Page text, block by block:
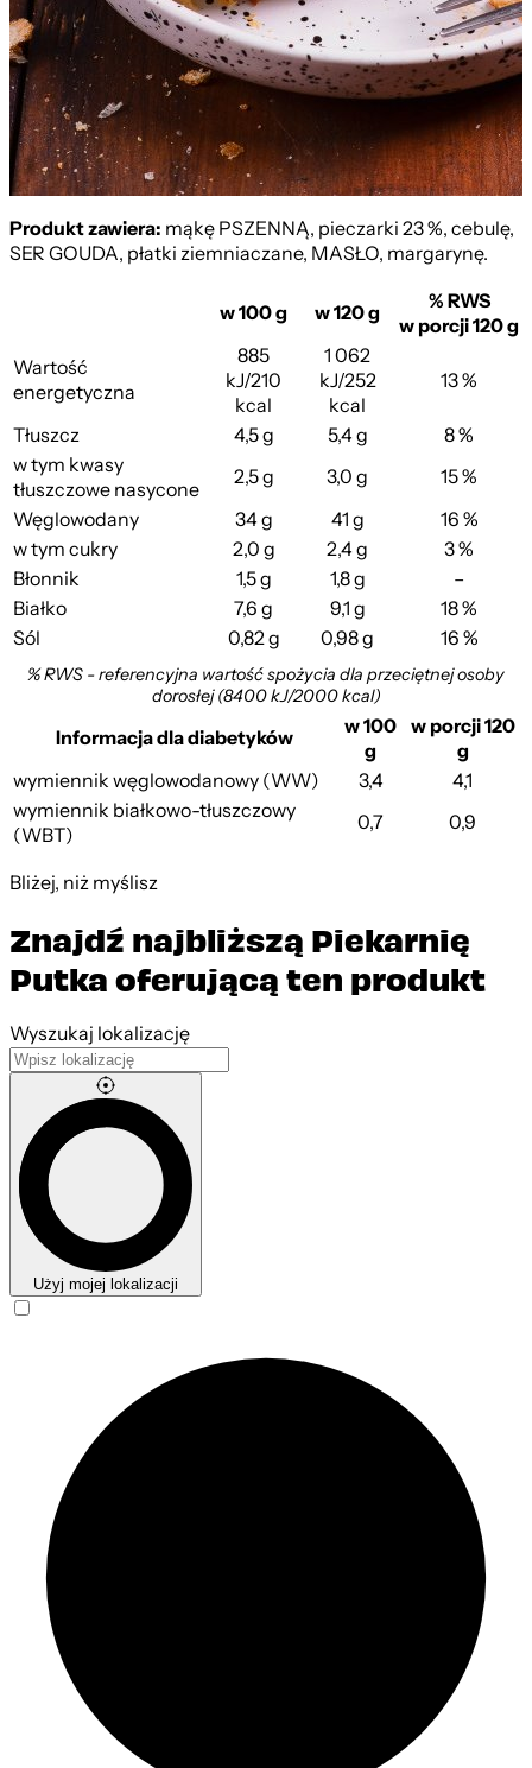
Produkt zawiera: mąkę PSZENNĄ, pieczarki 23 %, cebulę,
SER GOUDA, płatki ziemniaczane, MASŁO, margarynę.
w 100 g w 120 g
% RWS
w porcji 120 g
Wartość
energetyczna
885
kJ/210
kcal
1 062
kJ/252
kcal
13 %
Tłuszcz 4,5 g 5,4 g
8 %
w tym kwasy
tłuszczowe nasycone
2,5 g 3,0 g
15 %
Węglowodany
34 g 41 g
16 %
w tym cukry
2,0 g 2,4 g
3 %
Błonnik
1,5 g 1,8 g
–
Białko
7,6 g 9,1 g
18 %
Sól
0,82 g 0,98 g 16 %
% RWS - referencyjna wartość spożycia dla przeciętnej osoby
dorosłej (8400 kJ/2000 kcal)
Informacja dla diabetyków
w 100
g
w porcji 120
g
wymiennik węglowodanowy (WW)
3,4
4,1
wymiennik białkowo-tłuszczowy
(WBT)
0,7 0,9
Bliżej, niż myślisz
Znajdź najbliższą Piekarnię
Putka oferującą ten produkt
Wyszukaj lokalizację
Użyj mojej lokalizacji